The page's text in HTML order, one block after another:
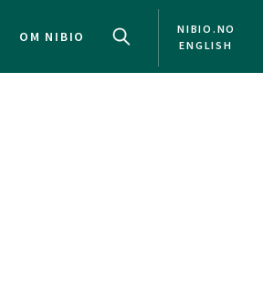
OM NIBIO
NIBIO.NO
ENGLISH